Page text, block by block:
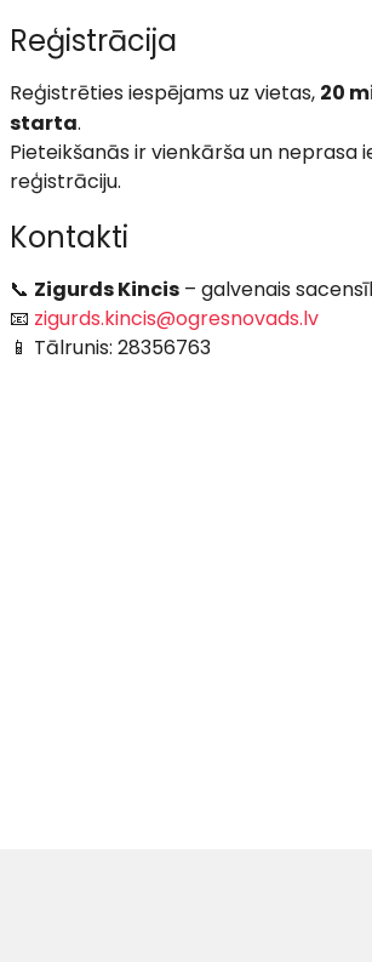
Reģistrācija
Reģistrēties iespējams uz vietas, 20
starta.
Pieteikšanās ir vienkārša un neprasa
reģistrāciju.
Kontakti
📞 Zigurds Kincis – galvenais
📧 zigurds.kincis@ogresnovads.lv
📱 Tālrunis: 28356763